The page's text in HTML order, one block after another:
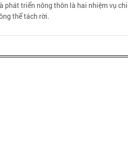
phát triển nông thôn là hai nhiệm vụ
thể tách rời.